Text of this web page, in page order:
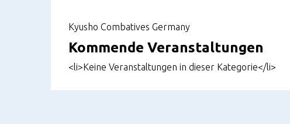
Kyusho
Combatives
Kyusho Combatives Germany
Kommende Veranstaltungen
<li>Keine Veranstaltungen in dieser Kategorie</li>